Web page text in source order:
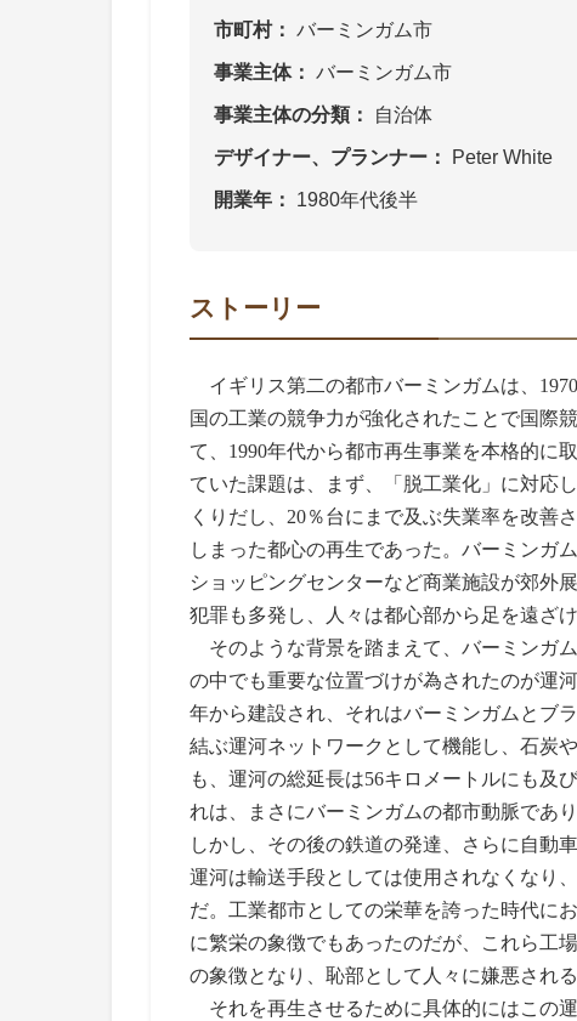
市町村 バーミンガム市
事業主体 バーミンガム市
事業主体の分類 自治体
デザイナー、プランナー Peter White
開業年 1980年代後半
ストーリー
イギリス第二の都市バーミンガムは、
国の工業の競争力が強化されたことで国際
て、1990年代から都市再生事業を本格的に
ていた課題は、まず、「脱工業化」に対応
くりだし、20％台にまで及ぶ失業率を改善
しまった都心の再生であった。バーミンガ
ショッピングセンターなど商業施設が郊外
犯罪も多発し、人々は都心部から足を遠ざ
そのような背景を踏まえて、バーミンガ
の中でも重要な位置づけが為されたのが運
年から建設され、それはバーミンガムとブ
結ぶ運河ネットワークとして機能し、石炭
も、運河の総延長は56キロメートルにも及
れは、まさにバーミンガムの都市動脈であ
しかし、その後の鉄道の発達、さらに自動
運河は輸送手段としては使用されなくなり
だ。工業都市としての栄華を誇った時代に
に繁栄の象徴でもあったのだが、これら工
の象徴となり、恥部として人々に嫌悪され
それを再生させるために具体的にはこの